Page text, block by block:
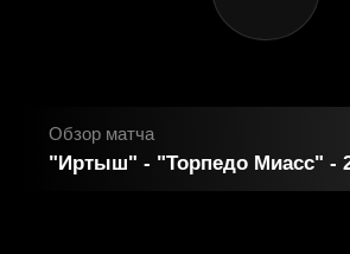
Обзор матча
"Иртыш" - "Торпедо Миасс" -